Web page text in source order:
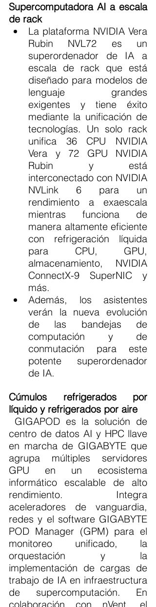
Supercomputadora AI a escala
de rack
La plataforma NVIDIA Vera
Rubin NVL72 es un
superordenador de IA a
escala de rack que está
diseñado para modelos de
lenguaje grandes
exigentes y tiene éxito
mediante la unificación de
tecnologías. Un solo rack
unifica 36 CPU NVIDIA
Vera y 72 GPU NVIDIA
Rubin y está
interconectado con NVIDIA
NVLink 6 para un
rendimiento a exaescala
mientras funciona de
manera altamente eficiente
con refrigeración líquida
para CPU, GPU,
almacenamiento, NVIDIA
ConnectX-9 SuperNIC y
más.
Además, los asistentes
verán la nueva evolución
de las bandejas de
computación y de
conmutación para este
potente superordenador
de IA.
Cúmulos refrigerados por
líquido y refrigerados por aire
centro de datos AI y HPC llave
en marcha de GIGABYTE que
agrupa múltiples servidores
GPU en un ecosistema
informático escalable de alto
rendimiento. Integra
aceleradores de vanguardia,
redes y el software GIGABYTE
POD Manager (GPM) para el
monitoreo unificado, la
orquestación y la
implementación de cargas de
trabajo de IA en infraestructura
de supercomputación. En
colaboración con nVent, el